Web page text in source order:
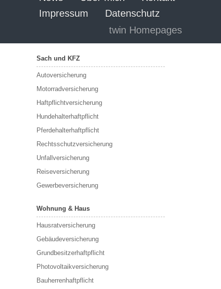
Impressum
Datenschutz
twin Homepages
Sach und KFZ
Autoversicherung
Motorradversicherung
Haftpflichtversicherung
Hundehalterhaftpflicht
Pferdehalterhaftpflicht
Rechtsschutzversicherung
Unfallversicherung
Reiseversicherung
Gewerbeversicherung
Wohnung & Haus
Hausratversicherung
Gebäudeversicherung
Grundbesitzerhaftpflicht
Photovoltaikversicherung
Bauherrenhaftpflicht